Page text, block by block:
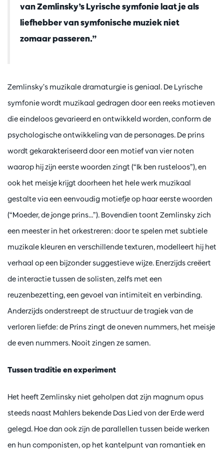
van Zemlinsky’s Lyrische symfonie laat je als
liefhebber van symfonische muziek niet
zomaar passeren.”
Zemlinsky’s muzikale dramaturgie is geniaal. De Lyrische
symfonie wordt muzikaal gedragen door een reeks motieven
die eindeloos gevarieerd en ontwikkeld worden, conform de
psychologische ontwikkeling van de personages. De prins
wordt gekarakteriseerd door een motief van vier noten
waarop hij zijn eerste woorden zingt (“Ik ben rusteloos”), en
ook het meisje krijgt doorheen het hele werk muzikaal
gestalte via een eenvoudig motiefje op haar eerste woorden
(“Moeder, de jonge prins…”). Bovendien toont Zemlinsky zich
een meester in het orkestreren: door te spelen met subtiele
muzikale kleuren en verschillende texturen, modelleert hij het
verhaal op een bijzonder suggestieve wijze. Enerzijds creëert
de interactie tussen de solisten, zelfs met een
reuzenbezetting, een gevoel van intimiteit en verbinding.
Anderzijds onderstreept de structuur de tragiek van de
verloren liefde: de Prins zingt de oneven nummers, het meisje
de even nummers. Nooit zingen ze samen.
Tussen traditie en experiment
Het heeft Zemlinsky niet geholpen dat zijn magnum opus
steeds naast Mahlers bekende Das Lied von der Erde werd
gelegd. Hoe dan ook zijn de parallellen tussen beide werken
en hun componisten, op het kantelpunt van romantiek en